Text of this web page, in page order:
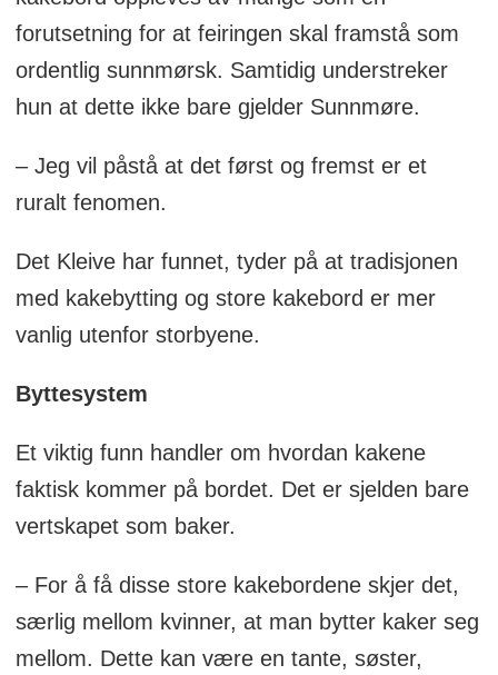
forutsetning for at feiringen skal framstå som
ordentlig sunnmørsk. Samtidig understreker
hun at dette ikke bare gjelder Sunnmøre.
– Jeg vil påstå at det først og fremst er et
ruralt fenomen.
Det Kleive har funnet, tyder på at tradisjonen
med kakebytting og store kakebord er mer
vanlig utenfor storbyene.
Byttesystem
Et viktig funn handler om hvordan kakene
faktisk kommer på bordet. Det er sjelden bare
vertskapet som baker.
– For å få disse store kakebordene skjer det,
særlig mellom kvinner, at man bytter kaker seg
mellom. Dette kan være en tante, søster,